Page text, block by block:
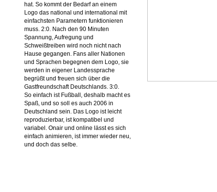
hat. So kommt der Bedarf an einem
Logo das national und international mit
einfachsten Parametern funktionieren
muss. 2:0. Nach den 90 Minuten
Spannung, Aufregung und
Schweißtreiben wird noch nicht nach
Hause gegangen. Fans aller Nationen
und Sprachen begegnen dem Logo, sie
werden in eigener Landessprache
begrüßt und freuen sich über die
Gastfreundschaft Deutschlands. 3:0.
So einfach ist Fußball, deshalb macht es
Spaß, und so soll es auch 2006 in
Deutschland sein. Das Logo ist leicht
reproduzierbar, ist kompatibel und
variabel. Onair und online lässt es sich
einfach animieren, ist immer wieder neu,
und doch das selbe.